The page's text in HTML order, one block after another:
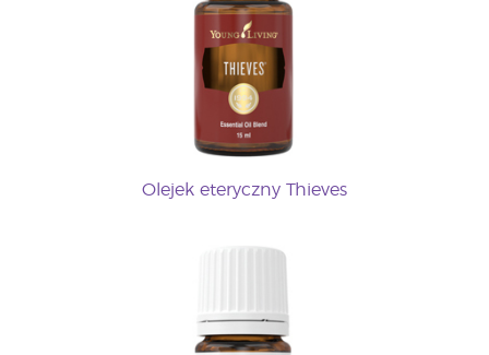
Olejek eteryczny Thieves